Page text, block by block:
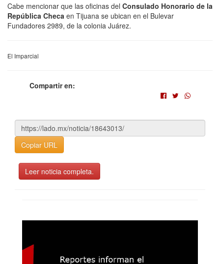
Cabe mencionar que las oficinas del Consulado Honorario de la
República Checa en Tijuana se ubican en el Bulevar
Fundadores 2989, de la colonia Juárez.
El Imparcial
Compartir en:
Copiar URL
Leer noticia completa.